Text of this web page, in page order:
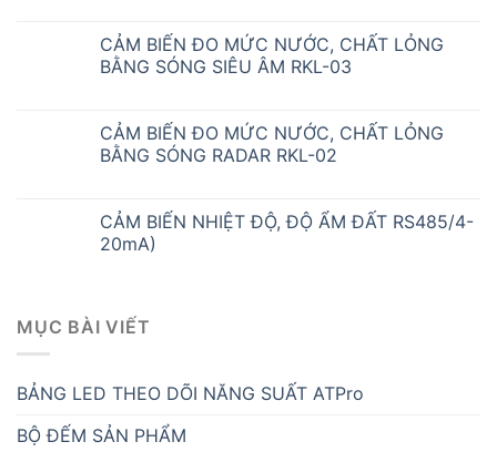
CẢM BIẾN ĐO MỨC NƯỚC, CHẤT LỎNG
BẰNG SÓNG SIÊU ÂM RKL-03
CẢM BIẾN ĐO MỨC NƯỚC, CHẤT LỎNG
BẰNG SÓNG RADAR RKL-02
CẢM BIẾN NHIỆT ĐỘ, ĐỘ ẨM ĐẤT RS485/4-
20mA)
MỤC BÀI VIẾT
BẢNG LED THEO DÕI NĂNG SUẤT ATPro
BỘ ĐẾM SẢN PHẨM